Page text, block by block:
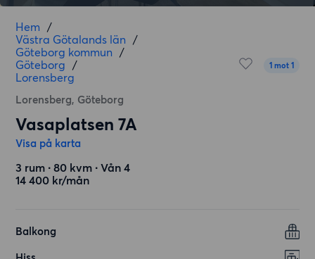
Hem /
Västra Götalands län /
Göteborg kommun /
Göteborg /
Lorensberg
Lorensberg, Göteborg
1 mot 1
Vasaplatsen 7A
Visa på karta
3 rum ∙ 80 kvm ∙ Vån 4
14 400 kr/mån
Balkong